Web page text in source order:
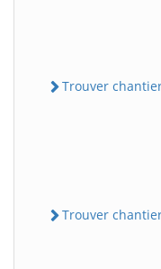
Trouver
Trouver